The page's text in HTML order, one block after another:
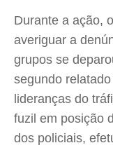
Durante a ação,
averiguar a
grupos se
segundo
lideranças do
fuzil em posição
dos policiais,